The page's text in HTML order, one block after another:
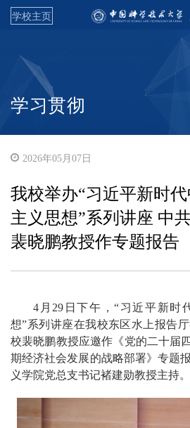
学校主页
学习贯彻
2026年05月07日
我校举办“习近平新时
主义思想”系列讲座 中
裴晓鹏教授作专题报告
4月29日下午，“习近平新时
想”系列讲座在我校东区水上报告
校裴晓鹏教授应邀作《党的二十届
期经济社会发展的战略部署》专题
义学院党总支书记褚建勋教授主持。